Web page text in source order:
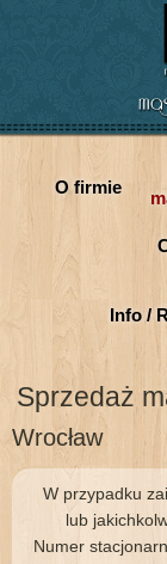
O firmie
Info /
Sprzedaż
Wrocław
W przypadku
lub
Numer